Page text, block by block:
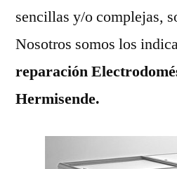
sencillas y/o complejas,
Nosotros somos los
reparación
Hermisende.